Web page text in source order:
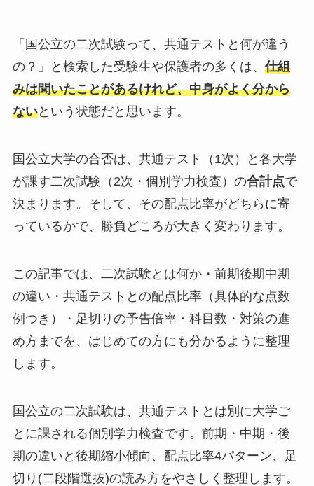
「国公立の二次試験って、共通テストと何が違う
の？」と検索した受験生や保護者の多くは、 仕組
みは聞いたことがあるけれど、中身がよく分から
ないという状態だと思います。
国公立大学の合否は、共通テスト（1次）と各大学
が課す二次試験（2次・個別学力検査）の合計点で
決まります。そして、その配点比率がどちらに寄
っているかで、勝負どころが大きく変わります。
この記事では、二次試験とは何か・前期後期中期
の違い・共通テストとの配点比率（具体的な点数
例つき）・足切りの予告倍率・科目数・対策の進
め方までを、はじめての方にも分かるように整理
します。
国公立の二次試験は、共通テストとは別に大学ご
とに課される個別学力検査です。前期・中期・後
期の違いと後期縮小傾向、配点比率4パターン、足
切り(二段階選抜)の読み方をやさしく整理します。